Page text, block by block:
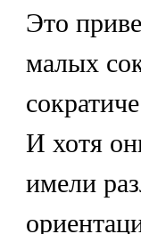
Это
малых
И хотя
имели